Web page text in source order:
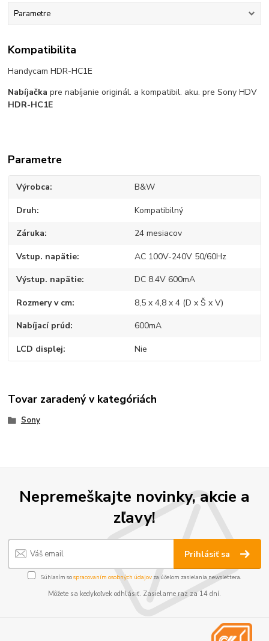
Parametre
Kompatibilita
Handycam HDR-HC1E
Nabíjačka pre nabíjanie originál. a kompatibil. aku. pre Sony HDV
HDR-HC1E
Parametre
Výrobca B&W
Druh Kompatibilný
Záruka 24 mesiacov
Vstup. napätie AC 100V-240V 50/60Hz
Výstup. napätie DC 8.4V 600mA
Rozmery v cm 8,5 x 4,8 x 4 (D x Š x V)
Nabíjací prúd 600mA
LCD displej Nie
Tovar zaradený v kategóriách
Sony
Nepremeškajte novinky, akcie a
zľavy!
Prihlásiť sa
Súhlasím sospracovaním osobných údajov za účelom zasielania newslettera.
Môžete sa kedykoľvek odhlásiť. Zasielame raz za 14 dní.